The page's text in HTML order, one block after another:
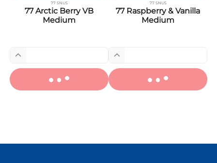
77 SNUS
77 Arctic Berry VB
Medium
77 SNUS
77 Raspberry & Vanilla
Medium